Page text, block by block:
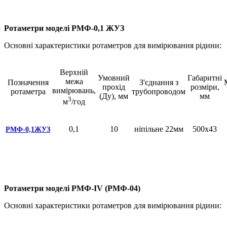
Ротаметри моделі РМФ-0,1 ЖУЗ
Основні характеристики ротаметров для вимірювання рідини:
Позначення
ротаметра
Верхній
межа
вимірювань,
м3/год
Умовний
прохід
(Ду), мм
З'єднання з
трубопроводом
Габаритні
розміри,
мм
РМФ-0,1ЖУЗ 0,1 10 ніпільне 22мм 500х43
Ротаметри моделі РМФ-IV (РМФ-04)
Основні характеристики ротаметров для вимірювання рідини: